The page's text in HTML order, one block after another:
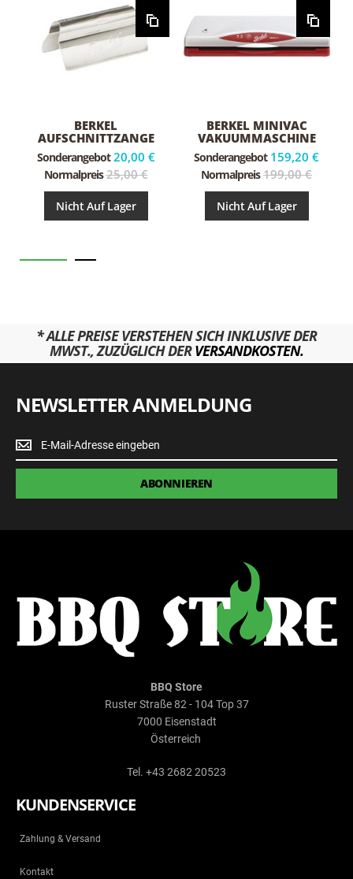
BERKEL
AUFSCHNITTZANGE
Sonderangebot 20,00 €
Normalpreis 25,00 €
Nicht Auf Lager
BERKEL MINIVAC
VAKUUMMASCHINE
KLEIN
Sonderangebot 159,20 €
Normalpreis 199,00 €
Nicht Auf Lager
* ALLE PREISE VERSTEHEN SICH INKLUSIVE DER
MWST., ZUZÜGLICH DERVERSANDKOSTEN.
NEWSLETTER ANMELDUNG
Newsletter
Anmeldung
ABONNIEREN
BBQ Store
Ruster Straße 82 - 104 Top 37
7000 Eisenstadt
Österreich
Tel. +43 2682 20523
KUNDENSERVICE
Zahlung & Versand
Kontakt